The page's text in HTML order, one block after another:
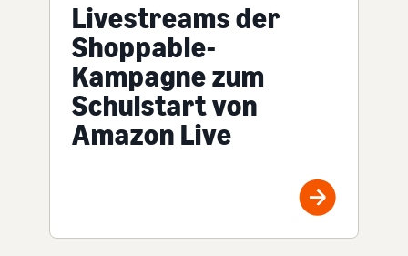
Livestreams der
Shoppable-
Kampagne zum
Schulstart von
Amazon Live